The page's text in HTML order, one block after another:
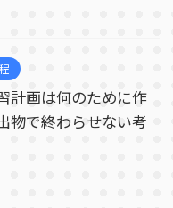
計画は何のために作
物で終わらせない考